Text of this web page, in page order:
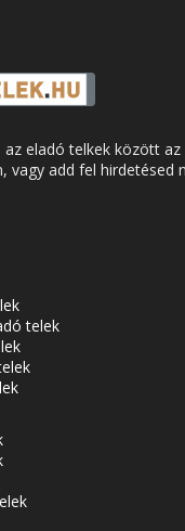
az eladó telkek között
vagy add fel hirdetésed
telek